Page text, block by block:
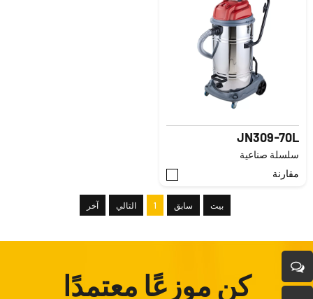
JN309-70L
سلسلة صناعية
مقارنة
بيت سابق 1 التالي آخر
كن موزعًا معتمدًا